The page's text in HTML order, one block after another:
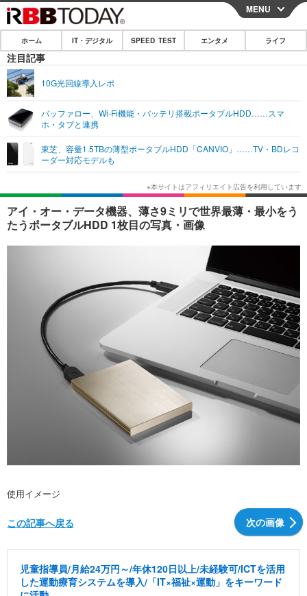
CLOSE
ホーム
IT・デジタル
ネタ
ショッピング その他
エンタメ
エンタメTOP
韓国・芸能
音楽 スポーツ
その他
ライフ
ライフTOP グルメ
ペット ショッピング
その他
リリース一覧
プッシュ通知の停止方法
MENU
ホーム IT・デジタル SPEED TEST エンタメ ライフ
注目記事
10G光回線導入レポ
バッファロー、Wi-Fi機能・バッテリ搭載ポータブルHDD……スマ
ホ・タブと連携
東芝、容量1.5TBの薄型ポータブルHDD「CANVIO」……TV・BDレコ
ーダー対応モデルも
アイ・オー・データ機器、薄さ9ミリで世界最薄・最小をう
たうポータブルHDD 1枚目の写真・画像
使用イメージ
次の画像
この記事へ戻る
児童指導員/月給24万円～/年休120日以上/未経験可/ICTを活用
した運動療育システムを導入/「IT×福祉×運動」をキーワード